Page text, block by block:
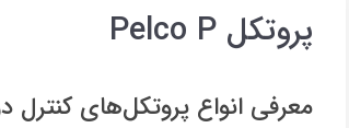
پروتکل Pelco P
معرفی انواع پروتکل‌های کنترل